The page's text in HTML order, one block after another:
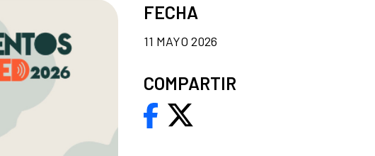
FECHA
11 MAYO 2026
COMPARTIR